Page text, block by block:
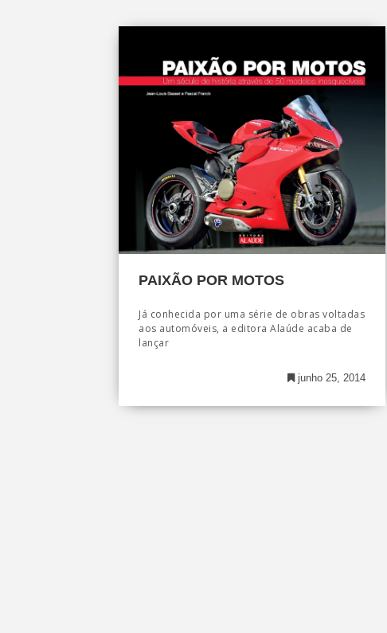
PAIXÃO POR MOTOS
Já conhecida por uma série de obras voltadas
aos automóveis, a editora Alaúde acaba de
lançar
junho 25, 2014